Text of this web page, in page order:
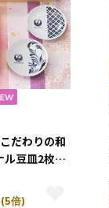
だわりの和
ル豆皿2枚付
倍)